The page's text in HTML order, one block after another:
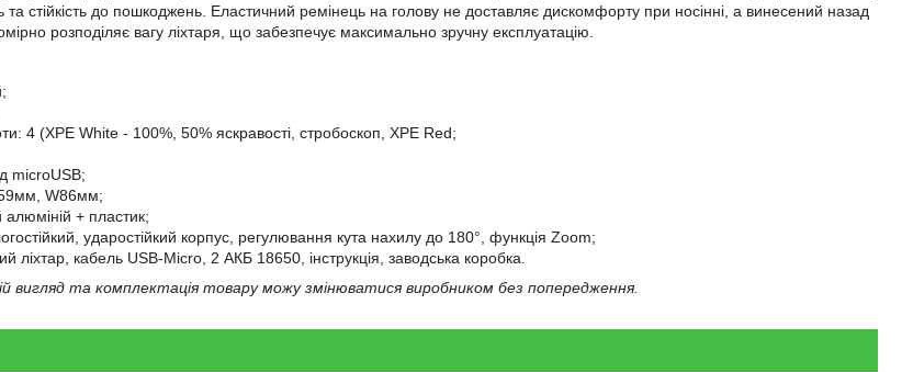
та стійкість до пошкоджень. Еластичний ремінець на голову не доставляє дискомфорту при носінні, а винесений назад
розподіляє вагу ліхтаря, що забезпечує максимально зручну експлуатацію.
4 (XPE White - 100%, 50% яскравості, стробоскоп, XPE Red;
microUSB;
W86мм;
+ пластик;
ударостійкий корпус, регулювання кута нахилу до 180°, функція Zoom;
ліхтар, кабель USB-Micro, 2 АКБ 18650, інструкція, заводська коробка.
вигляд та комплектація товару можу змінюватися виробником без попередження.